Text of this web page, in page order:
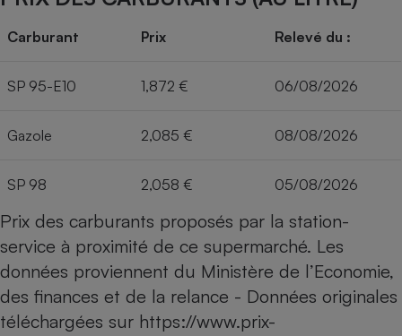
Carburant Prix Relevé du :
SP 95-E10 1,872 € 06/08/2026
Gazole 2,085 € 08/08/2026
SP 98 2,058 € 05/08/2026
Prix des carburants proposés par la station-
service à proximité de ce supermarché. Les
données proviennent du Ministère de l’Economie,
des finances et de la relance - Données originales
téléchargées sur https://www.prix-